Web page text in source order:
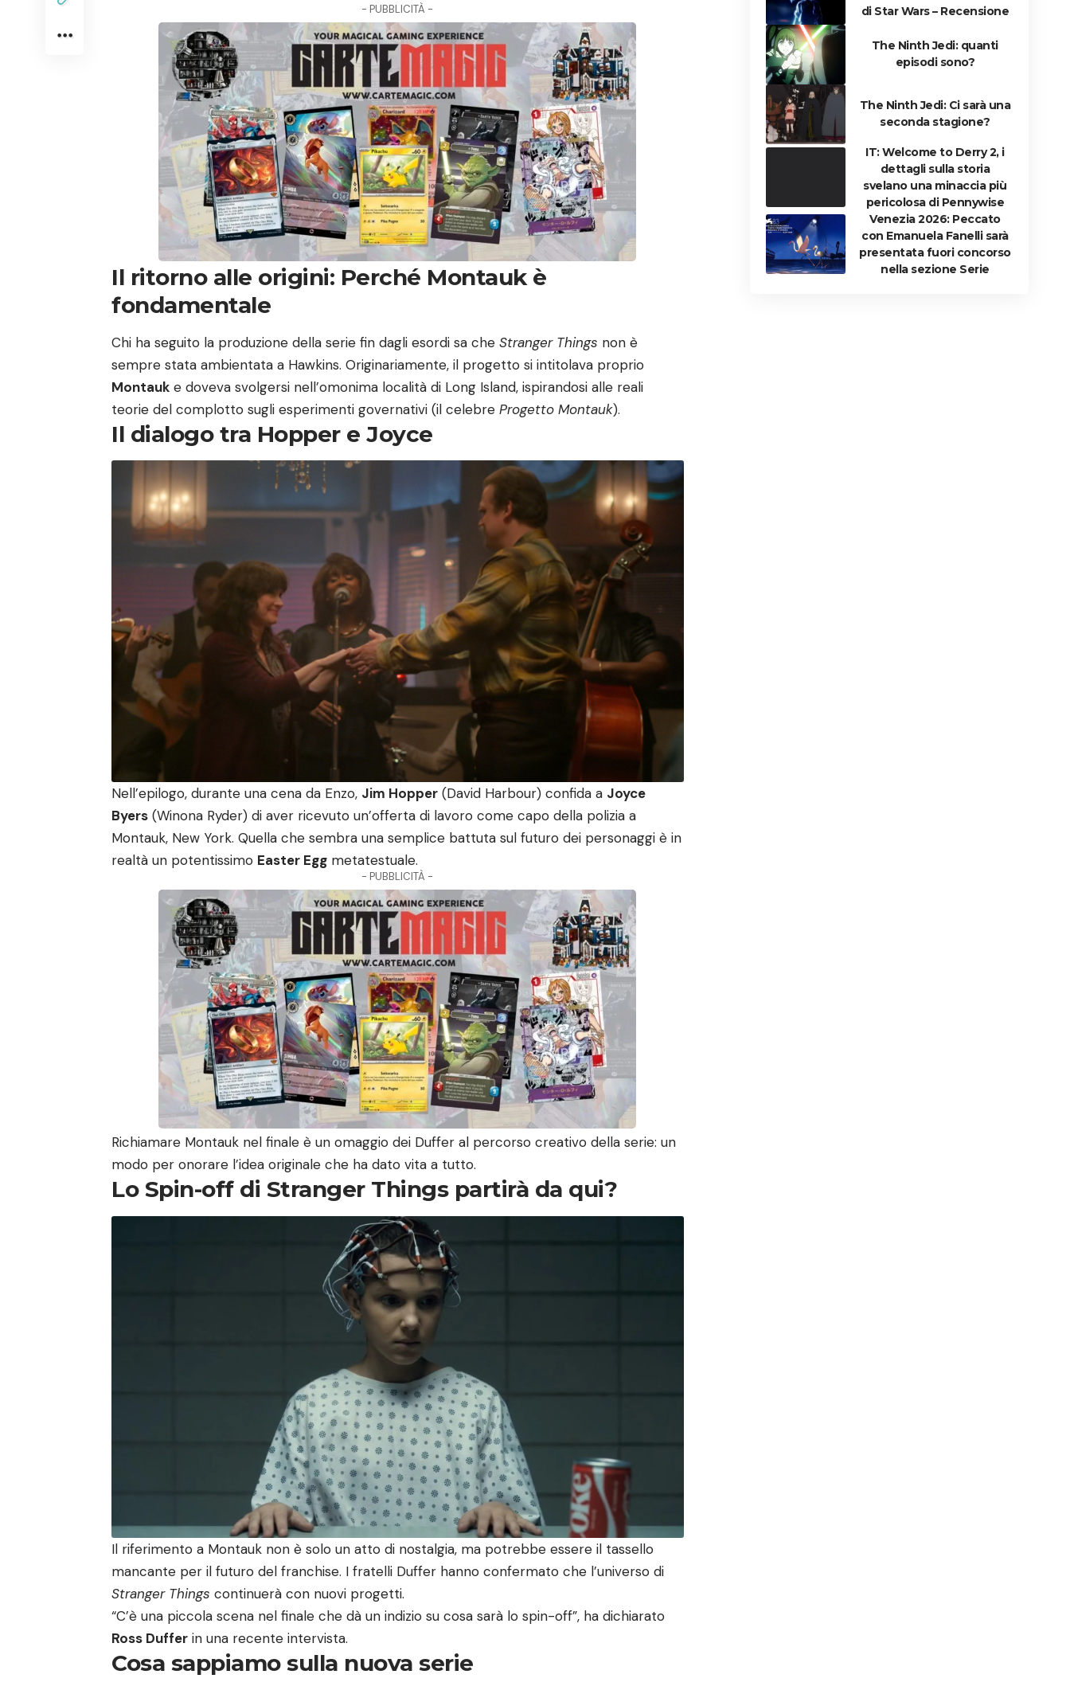
- PUBBLICITÀ -
Il ritorno alle origini: Perché Montauk è
fondamentale
Chi ha seguito la produzione della serie fin dagli esordi sa che Stranger Things non è
sempre stata ambientata a Hawkins. Originariamente, il progetto si intitolava proprio
Montauk e doveva svolgersi nell’omonima località di Long Island, ispirandosi alle reali
teorie del complotto sugli esperimenti governativi (il celebre Progetto Montauk).
Il dialogo tra Hopper e Joyce
Nell’epilogo, durante una cena da Enzo, Jim Hopper (David Harbour) confida a Joyce
Byers (Winona Ryder) di aver ricevuto un’offerta di lavoro come capo della polizia a
Montauk, New York. Quella che sembra una semplice battuta sul futuro dei personaggi è in
realtà un potentissimo Easter Egg metatestuale.
- PUBBLICITÀ -
Richiamare Montauk nel finale è un omaggio dei Duffer al percorso creativo della serie: un
modo per onorare l’idea originale che ha dato vita a tutto.
Lo Spin-off di Stranger Things partirà da qui?
Il riferimento a Montauk non è solo un atto di nostalgia, ma potrebbe essere il tassello
mancante per il futuro del franchise. I fratelli Duffer hanno confermato che l’universo di
Stranger Things continuerà con nuovi progetti.
“C’è una piccola scena nel finale che dà un indizio su cosa sarà lo spin-off”, ha dichiarato
Ross Duffer in una recente intervista.
Cosa sappiamo sulla nuova serie
di Star Wars – Recensione
The Ninth Jedi: quanti
episodi sono?
The Ninth Jedi: Ci sarà una
seconda stagione?
IT: Welcome to Derry 2, i
dettagli sulla storia
svelano una minaccia più
pericolosa di Pennywise
Venezia 2026: Peccato
con Emanuela Fanelli sarà
presentata fuori concorso
nella sezione Serie